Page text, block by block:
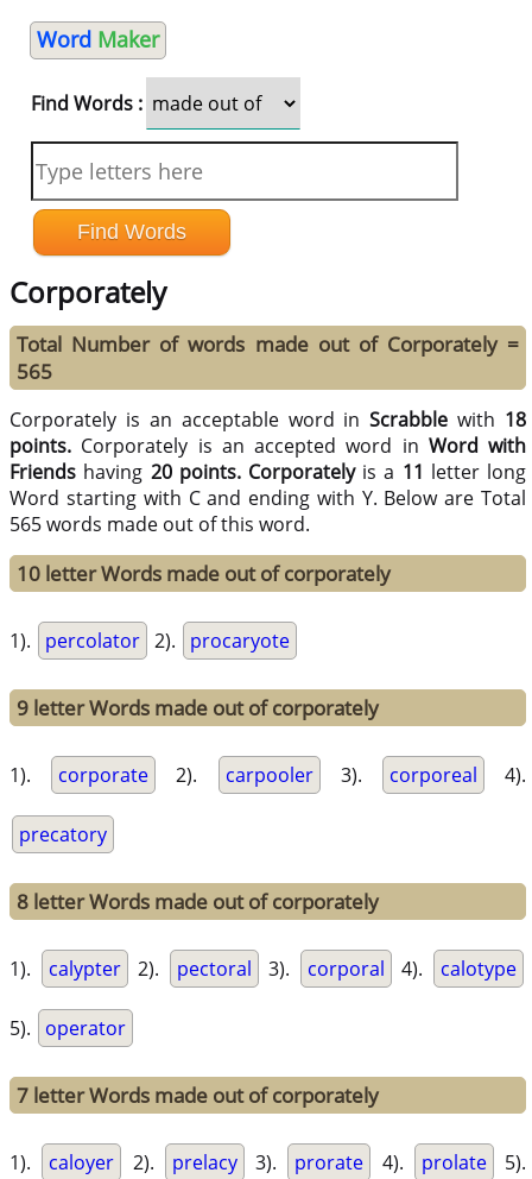
Word Maker
Find Words :
Corporately
Total Number of words made out of Corporately =
565
Corporately is an acceptable word inScrabble with 18
points. Corporately is an accepted word in Word with
Friends having 20 points. Corporatelyis a 11 letter long
Word starting with C and ending with Y. Below are Total
565 words made out of this word.
10 letter Words made out of corporately
1). percolator 2). procaryote
9 letter Words made out of corporately
1). corporate 2). carpooler 3). corporeal 4).
precatory
8 letter Words made out of corporately
1). calypter 2). pectoral 3). corporal 4). calotype
5). operator
7 letter Words made out of corporately
1). caloyer 2). prelacy 3). prorate 4). prolate 5).